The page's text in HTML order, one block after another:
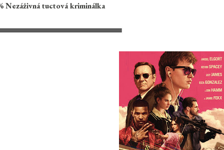
Nezáživná tuctová kriminálka